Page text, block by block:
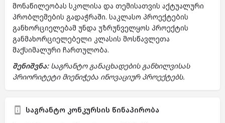
მონაწილეობას სკოლისა და თემისათვის აქტუალური
პრობლემების გადაჭრაში. საკლასო პროექტების
განხორციელებამ უნდა უზრუნველყოს პროექტის
განმახორციელებელი კლასის მოსწავლეთა
მაქსიმალური ჩართულობა.
შენიშვნა: საგრანტო განაცხადების განხილვისას
პრიორიტეტი მიენიჭება ინოვაციურ პროექტებს.
საგრანტო კონკურსის წინაპირობა